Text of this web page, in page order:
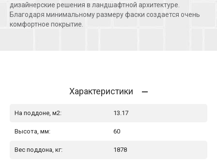
дизайнерские решения в ландшафтной архитектуре.
Благодаря минимальному размеру фаски создается очень
комфортное покрытие.
Характеристики
На поддоне, м2: 13.17
Высота, мм: 60
Вес поддона, кг: 1878